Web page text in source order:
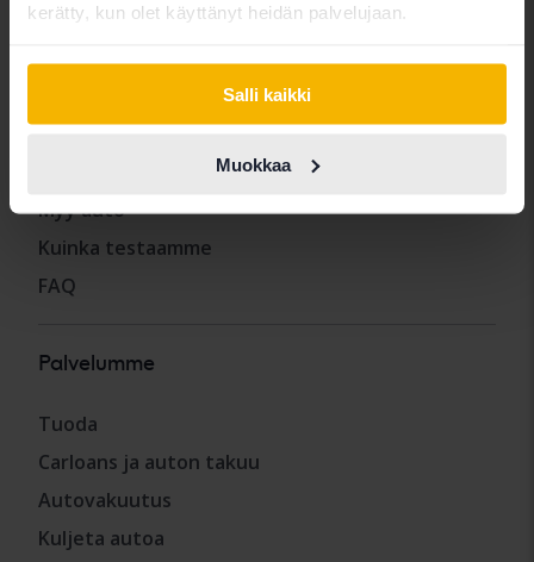
kerätty, kun olet käyttänyt heidän palvelujaan.
Salli kaikki
Muokkaa
Myy auto
Kuinka testaamme
FAQ
Palvelumme
Tuoda
Carloans ja auton takuu
Autovakuutus
Kuljeta autoa